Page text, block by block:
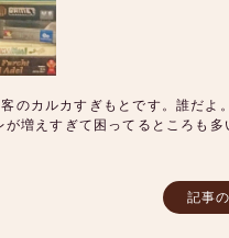
のカルカすぎもとです。誰だよ
増えすぎて困ってるところも多
記事